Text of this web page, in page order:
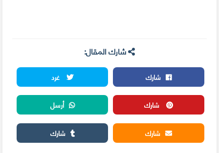
شارك المقال:
شارك
غرد
شارك
أرسل
شارك
شارك